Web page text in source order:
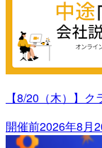
【8/20（木）】
開催前2026年8月